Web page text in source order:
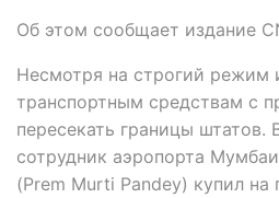
Об этом сообщает издание
Несмотря на строгий режим
транспортным средствам с
пересекать границы штатов.
сотрудник аэропорта
(Prem Murti Pandey) купил